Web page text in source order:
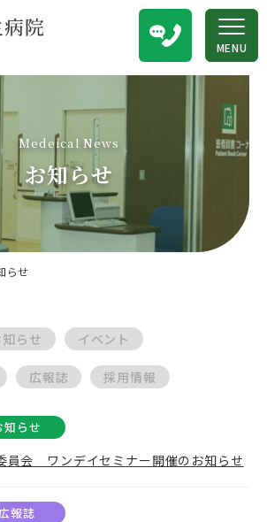
MENU
Medeical News
お知らせ
らせ
らせ イベント
広報誌 採用情報
知らせ
員会 ワンデイセミナー開催のお知らせ
報誌